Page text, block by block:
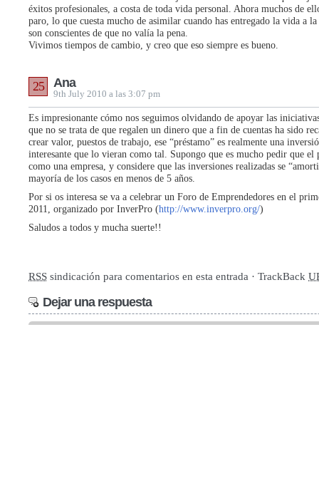
éxitos profesionales, a costa de toda vida personal. Ahora muchos de
paro, lo que cuesta mucho de asimilar cuando has entregado la vida a
son conscientes de que no valía la pena.
Vivimos tiempos de cambio, y creo que eso siempre es bueno.
Ana
9th July 2010 a las 3:07 pm
25
Es impresionante cómo nos seguimos olvidando de apoyar las
que no se trata de que regalen un dinero que a fin de cuentas ha sido
crear valor, puestos de trabajo, ese “préstamo” es realmente una
interesante que lo vieran como tal. Supongo que es mucho pedir que el
como una empresa, y considere que las inversiones realizadas se
mayoría de los casos en menos de 5 años.
Por si os interesa se va a celebrar un Foro de Emprendedores en el
2011, organizado por InverPro (http://www.inverpro.org/)
Saludos a todos y mucha suerte!!
RSS sindicación para comentarios en esta entrada · TrackBack
Dejar una respuesta